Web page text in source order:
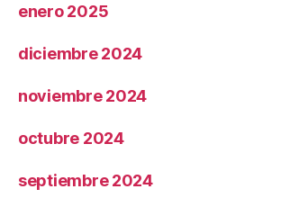
enero 2025
diciembre 2024
noviembre 2024
octubre 2024
septiembre 2024